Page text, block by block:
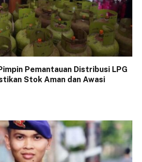
Pemantauan Distribusi LPG
Stok Aman dan Awasi